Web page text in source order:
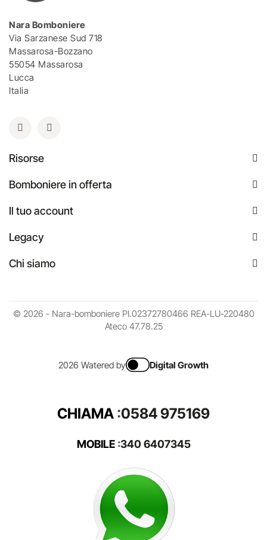
Nara Bomboniere
Via Sarzanese Sud 718
Massarosa-Bozzano
55054 Massarosa
Lucca
Italia
Risorse
Bomboniere in offerta
Il tuo account
Legacy
Chi siamo
© 2026 - Nara-bomboniere PI.02372780466 REA-LU-220480
Ateco 47.78.25
2026 Watered by Digital Growth
CHIAMA :0584 975169
MOBILE:340 6407345